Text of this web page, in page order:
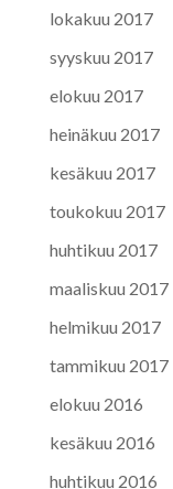
lokakuu 2017
syyskuu 2017
elokuu 2017
heinäkuu 2017
kesäkuu 2017
toukokuu 2017
huhtikuu 2017
maaliskuu 2017
helmikuu 2017
tammikuu 2017
elokuu 2016
kesäkuu 2016
huhtikuu 2016